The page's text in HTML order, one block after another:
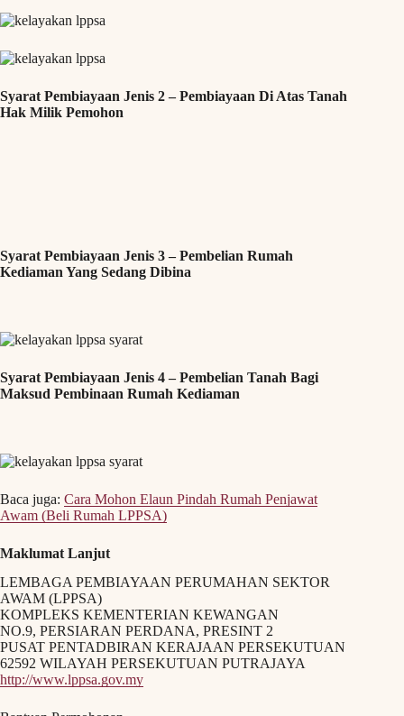
Syarat Pembiayaan Jenis 2 – Pembiayaan Di Atas Tanah
Hak Milik Pemohon
Syarat Pembiayaan Jenis 3 – Pembelian Rumah
Kediaman Yang Sedang Dibina
Syarat Pembiayaan Jenis 4 – Pembelian Tanah Bagi
Maksud Pembinaan Rumah Kediaman
Baca juga: Cara Mohon Elaun Pindah Rumah Penjawat
Awam (Beli Rumah LPPSA)
Maklumat Lanjut
LEMBAGA PEMBIAYAAN PERUMAHAN SEKTOR
AWAM (LPPSA)
KOMPLEKS KEMENTERIAN KEWANGAN
NO.9, PERSIARAN PERDANA, PRESINT 2
PUSAT PENTADBIRAN KERAJAAN PERSEKUTUAN
62592 WILAYAH PERSEKUTUAN PUTRAJAYA
http://www.lppsa.gov.my